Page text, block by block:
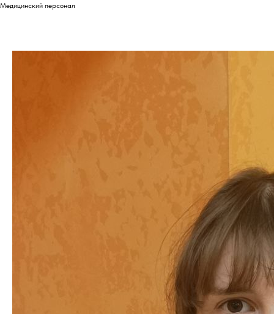
Медицинский персонал